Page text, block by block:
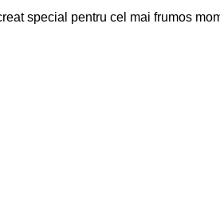
special pentru cel mai frumos